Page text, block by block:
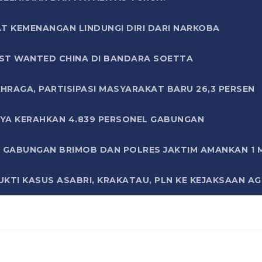
KEMENANGAN LINDUNGI DIRI DARI NARKOBA
WANTED CHINA DI BANDARA SOETTA
PARTISIPASI MASYARAKAT BARU 26,3 PERSEN
KERAHKAN 4.839 PERSONEL GABUNGAN
BRIMOB DAN POLRES JAKTIM AMANKAN 1
KASUS ASABRI, KRAKATAU, PLN KE KEJAKSAAN